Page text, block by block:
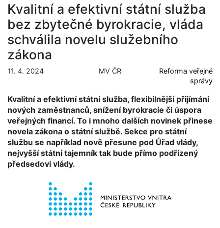
Kvalitní a efektivní státní služba
bez zbytečné byrokracie, vláda
schválila novelu služebního
zákona
11. 4. 2024 MV ČR
Reforma veřejné
správy
Kvalitní a efektivní státní služba, flexibilnější přijímání
nových zaměstnanců, snížení byrokracie či úspora
veřejných financí. To i mnoho dalších novinek přinese
novela zákona o státní službě. Sekce pro státní
službu se například nově přesune pod Úřad vlády,
nejvyšší státní tajemník tak bude přímo podřízený
předsedovi vlády.